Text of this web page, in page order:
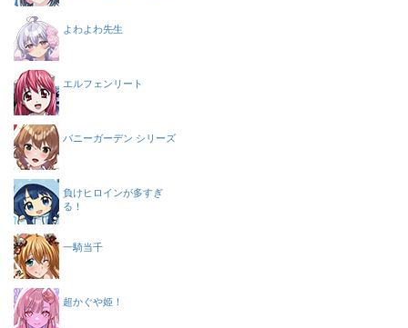
よわよわ先生
エルフェンリート
バニーガーデン シリーズ
負けヒロインが多すぎ
る！
一騎当千
超かぐや姫！